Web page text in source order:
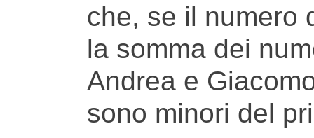
che, se il numero
la somma dei
Andrea e
sono minori del